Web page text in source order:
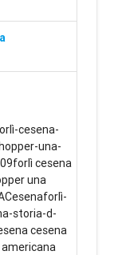
cesena-
una-
cesena
una
storia-d-
cesena